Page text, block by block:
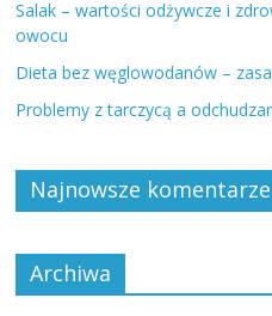
Salak – wartości odżywcze i
owocu
Dieta bez węglowodanów –
Problemy z tarczycą a
Najnowsze komentarze
Archiwa